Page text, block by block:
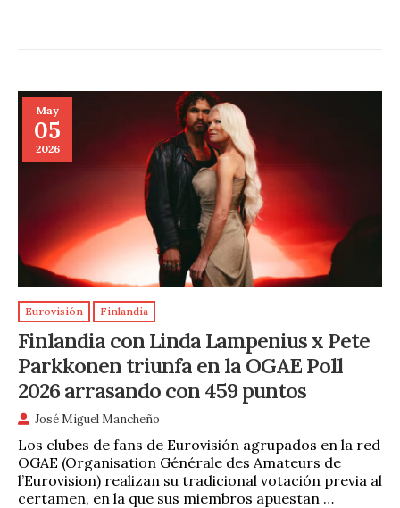
May
05
2026
Eurovisión Finlandia
Finlandia con Linda Lampenius x Pete
Parkkonen triunfa en la OGAE Poll
2026 arrasando con 459 puntos
José Miguel Mancheño
Los clubes de fans de Eurovisión agrupados en la red
OGAE (Organisation Générale des Amateurs de
l’Eurovision) realizan su tradicional votación previa al
certamen, en la que sus miembros apuestan …